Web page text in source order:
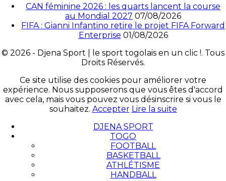
CAN féminine 2026 : les quarts lancent la course
au Mondial 2027 07/08/2026
FIFA : Gianni Infantino retire le projet FIFA Forward
Enterprise 01/08/2026
© 2026 - Djena Sport | le sport togolais en un clic !. Tous
Droits Réservés.
Ce site utilise des cookies pour améliorer votre
expérience. Nous supposerons que vous êtes d'accord
avec cela, mais vous pouvez vous désinscrire si vous le
souhaitez. Accepter Lire la suite
DJENA SPORT
TOGO
FOOTBALL
BASKETBALL
ATHLÉTISME
HANDBALL